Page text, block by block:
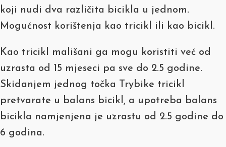
koji nudi dva različita bicikla u jednom.
Mogućnost korištenja kao tricikl ili kao bicikl.
Kao tricikl mališani ga mogu koristiti već od
uzrasta od 15 mjeseci pa sve do 2.5 godine.
Skidanjem jednog točka Trybike tricikl
pretvarate u balans bicikl, a upotreba balans
bicikla namjenjena je uzrastu od 2.5 godine do
6 godina.